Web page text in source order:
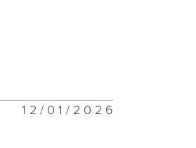
12/01/2026